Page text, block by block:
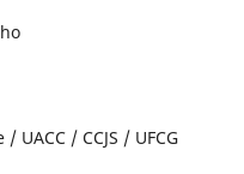
/ CCJS / UFCG